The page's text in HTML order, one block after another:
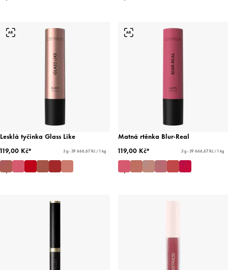
Lesklá tyčinka Glass Like
119,00 Kč*
3 g - 39 666,67 Kč / 1 kg
Matná rtěnka Blur-Real
119,00 Kč*
3 g - 39 666,67 Kč / 1 kg